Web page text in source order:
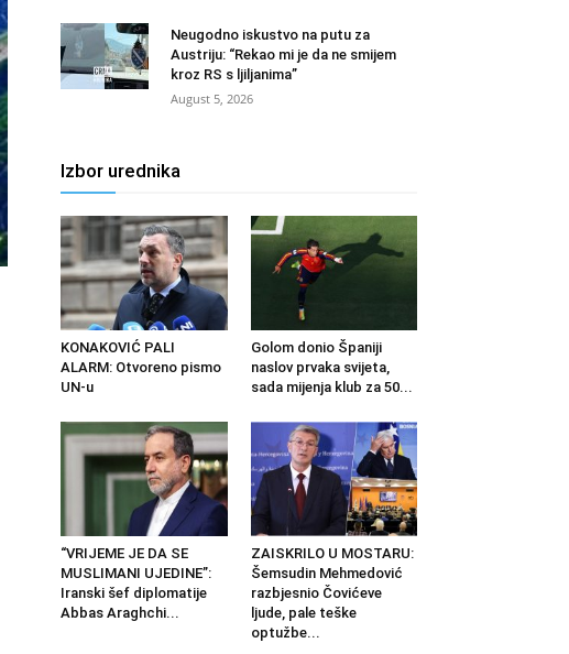
Neugodno iskustvo na putu za
Austriju: “Rekao mi je da ne smijem
kroz RS s ljiljanima”
August 5, 2026
Izbor urednika
KONAKOVIĆ PALI
ALARM: Otvoreno pismo
UN-u
Golom donio Španiji
naslov prvaka svijeta,
sada mijenja klub za 50...
“VRIJEME JE DA SE
MUSLIMANI UJEDINE”:
Iranski šef diplomatije
Abbas Araghchi...
ZAISKRILO U MOSTARU:
Šemsudin Mehmedović
razbjesnio Čovićeve
ljude, pale teške
optužbe...